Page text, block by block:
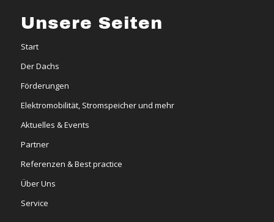
Unsere Seiten
Start
Der Dachs
Förderungen
Elektromobilität, Stromspeicher und mehr
Aktuelles & Events
Partner
Referenzen & Best practice
Über Uns
Service